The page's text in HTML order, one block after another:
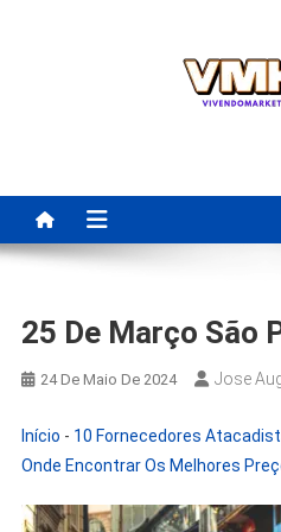
Para
25 De Março São
24 De Maio De 2024 Jose
Início - 10 Fornecedores
Onde Encontrar Os Melhores